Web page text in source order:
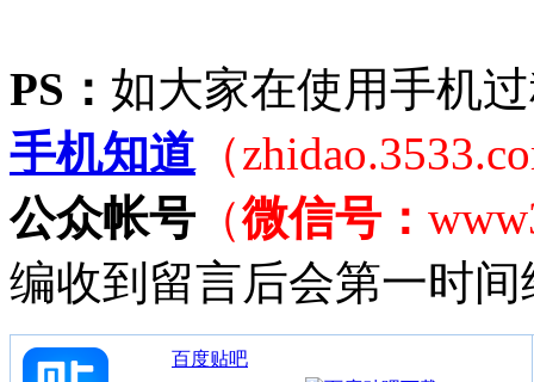
PS： 如大家在使用手机
手机知道 （
公众帐号（微信号：
编收到留言后会第一时
百度贴吧